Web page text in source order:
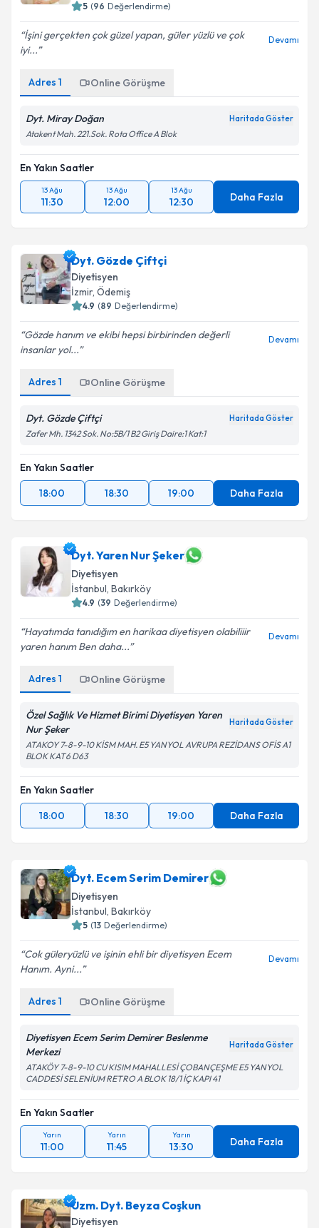
5 (96 Değerlendirme)
İşini gerçekten çok güzel yapan, güler yüzlü ve çok
iyi...
Devamı
Adres 1 Online Görüşme
Dyt. Miray Doğan Haritada Göster
Atakent Mah. 221.Sok. Rota Office A Blok
En Yakın Saatler
13 Ağu
11:30
13 Ağu
12:00
13 Ağu
12:30 Daha Fazla
Dyt. Gözde Çiftçi
Diyetisyen
İzmir, Ödemiş
4.9 (89 Değerlendirme)
Gözde hanım ve ekibi hepsi birbirinden değerli
insanlar yol...
Devamı
Adres 1 Online Görüşme
Dyt. Gözde Çiftçi Haritada Göster
Zafer Mh. 1342 Sok. No:5B/1 B2 Giriş Daire:1 Kat:1
En Yakın Saatler
18:00
18:30 19:00 Daha Fazla
Dyt. Yaren Nur Şeker
Diyetisyen
İstanbul, Bakırköy
4.9 (39 Değerlendirme)
Hayatımda tanıdığım en harikaa diyetisyen olabiliiir
yaren hanım Ben daha...
Devamı
Adres 1 Online Görüşme
Özel Sağlık Ve Hizmet Birimi Diyetisyen Yaren
Nur Şeker
Haritada Göster
ATAKOY 7-8-9-10 KİSM MAH. E5 YANYOL AVRUPA REZİDANS OFİS A1
BLOK KAT6 D63
En Yakın Saatler
18:00
18:30 19:00 Daha Fazla
Dyt. Ecem Serim Demirer
Diyetisyen
İstanbul, Bakırköy
5 (13 Değerlendirme)
Cok güleryüzlü ve işinin ehli bir diyetisyen Ecem
Hanım. Ayni...
Devamı
Adres 1 Online Görüşme
Diyetisyen Ecem Serim Demirer Beslenme
Merkezi
Haritada Göster
ATAKÖY 7-8-9-10 CU KISIM MAHALLESİ ÇOBANÇEŞME E5 YANYOL
CADDESİ SELENİUM RETRO A BLOK 18/1 İÇ KAPI 41
En Yakın Saatler
Yarın
11:00
Yarın
11:45
Yarın
13:30 Daha Fazla
Uzm. Dyt. Beyza Coşkun
Diyetisyen